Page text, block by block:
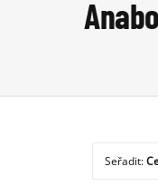
Laboratorní TestySeřadit: